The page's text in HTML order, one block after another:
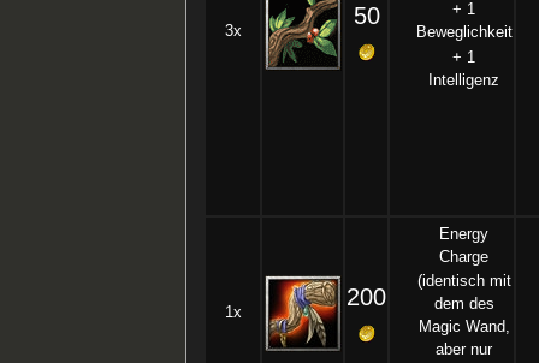
3x
50
+ 1
Beweglichkeit
+ 1
Intelligenz
1x
200
Energy
Charge
(identisch mit
dem des
Magic Wand,
aber nur